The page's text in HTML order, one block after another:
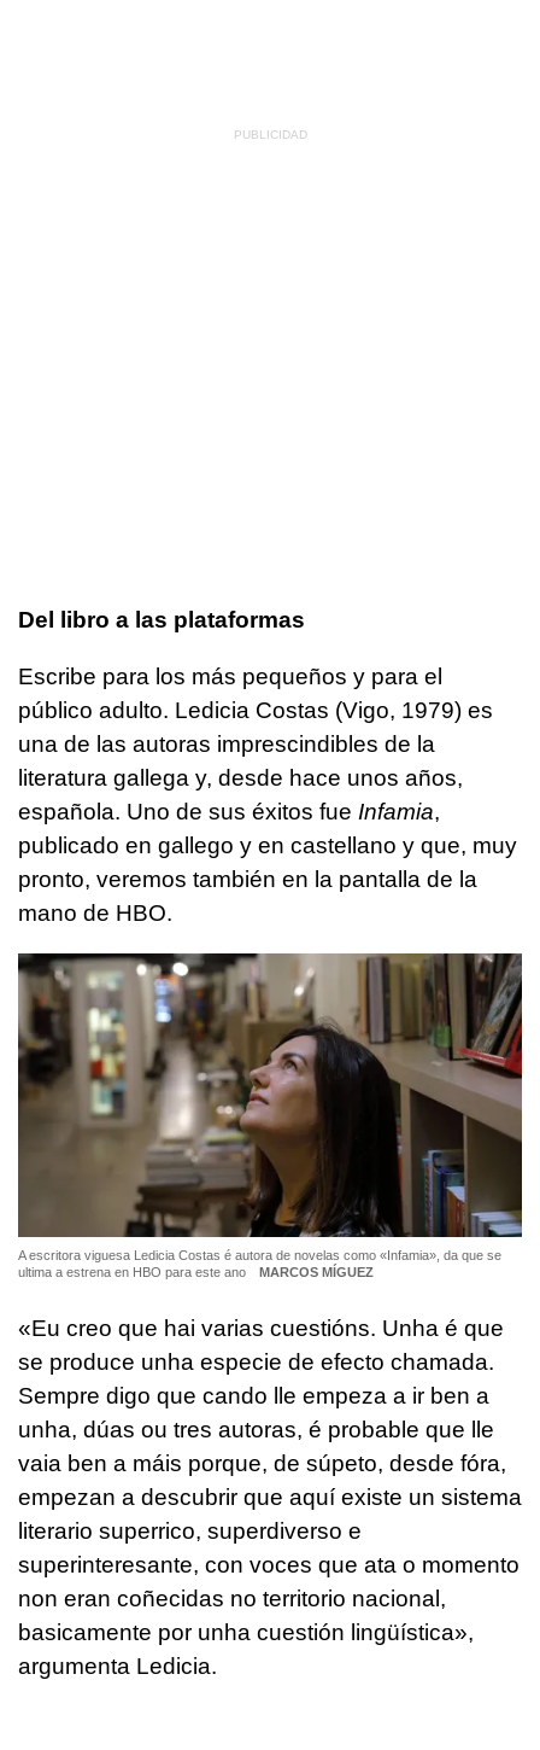
Del libro a las plataformas
Escribe para los más pequeños y para el
público adulto. Ledicia Costas (Vigo, 1979) es
una de las autoras imprescindibles de la
literatura gallega y, desde hace unos años,
española. Uno de sus éxitos fue Infamia,
publicado en gallego y en castellano y que, muy
pronto, veremos también en la pantalla de la
mano de HBO.
A escritora viguesa Ledicia Costas é autora de novelas como «Infamia», da que se
ultima a estrena en HBO para este ano
MARCOS MÍGUEZ
«Eu creo que hai varias cuestións. Unha é que
se produce unha especie de efecto chamada.
Sempre digo que cando lle empeza a ir ben a
unha, dúas ou tres autoras, é probable que lle
vaia ben a máis porque, de súpeto, desde fóra,
empezan a descubrir que aquí existe un sistema
literario superrico, superdiverso e
superinteresante, con voces que ata o momento
non eran coñecidas no territorio nacional,
basicamente por unha cuestión lingüística»,
argumenta Ledicia.